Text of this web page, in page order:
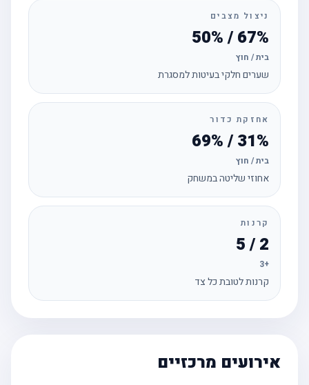
ניצול מצבים
67% / 50%
בית / חוץ
שערים חלקי בעיטות למסגרת
אחזקת כדור
31% / 69%
בית / חוץ
אחוזי שליטה במשחק
קרנות
קרנות לטובת כל צד
אירועים מרכזיים